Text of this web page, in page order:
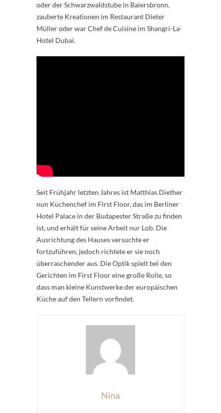
oder der Schwarzwaldstube in Baiersbronn,
zauberte Kreationen im Restaurant Dieter
Müller oder war Chef de Cuisine im Shangri-La-
Hotel Dubai.
Seit Frühjahr letzten Jahres ist Matthias Diether
nun Küchenchef im First Floor, das im Berliner
Hotel Palace in der Budapester Straße zu finden
ist, und erhält für seine Arbeit nur Lob. Die
Ausrichtung des Hauses versuchte er
fortzuführen, jedoch richtete er sie noch
überraschender aus. Die Optik spielt bei den
Gerichten im First Floor eine große Rolle, so
dass man kleine Kunstwerke der europäischen
Küche auf den Tellern vorfindet.
Nina